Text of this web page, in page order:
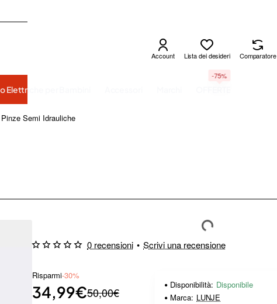
Account Lista dei desideri Comparatore
Elettriche per Bambini
-75%
Semi Idrauliche
0 recensioni • Scrivi una recensione
Risparmi-30%
34,99€50,00€
Disponibilità: Disponibile
Marca: LUNJE